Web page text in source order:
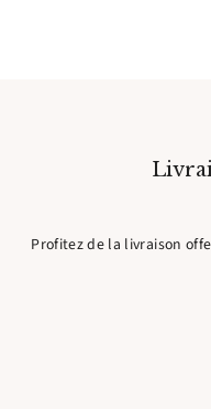
Profitez de la livraison